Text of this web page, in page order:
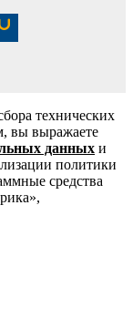
технических
вы выражаете
данных и
политики
средства